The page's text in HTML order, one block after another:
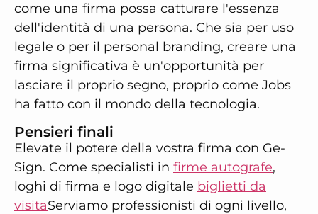
come una firma possa catturare l'essenza
dell'identità di una persona. Che sia per uso
legale o per il personal branding, creare una
firma significativa è un'opportunità per
lasciare il proprio segno, proprio come Jobs
ha fatto con il mondo della tecnologia.
Pensieri finali
Elevate il potere della vostra firma con Ge-
Sign. Come specialisti in firme autografe,
loghi di firma e logo digitale biglietti da
visitaServiamo professionisti di ogni livello,